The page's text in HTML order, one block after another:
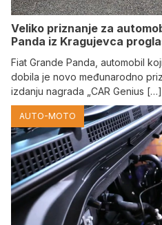
Veliko priznanje za
Panda iz Kragujevca
Fiat Grande Panda, automobil
dobila je novo međunarodno
izdanju nagrada „CAR Genius […]
AUTO-MOTO